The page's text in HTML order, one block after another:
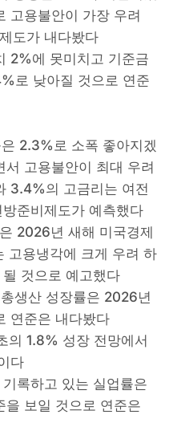
고용불안이 가장 우려
도가 내다봤다
2%에 못미치고 기준금
로 낮아질 것으로 연준
2.3%로 소폭 좋아지겠
고용불안이 최대 우려
3.4%의 고금리는 여전
준비제도가 예측했다
2026년 새해 미국경제
고용냉각에 크게 우려 하
것으로 예고했다
생산 성장률은 2026년
연준은 내다봤다
의 1.8% 성장 전망에서
다
록하고 있는 실업률은
보일 것으로 연준은